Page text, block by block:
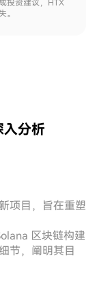
投资建议，HTX
。
分析
项目，旨在重塑
区块链构建
节，阐明其目